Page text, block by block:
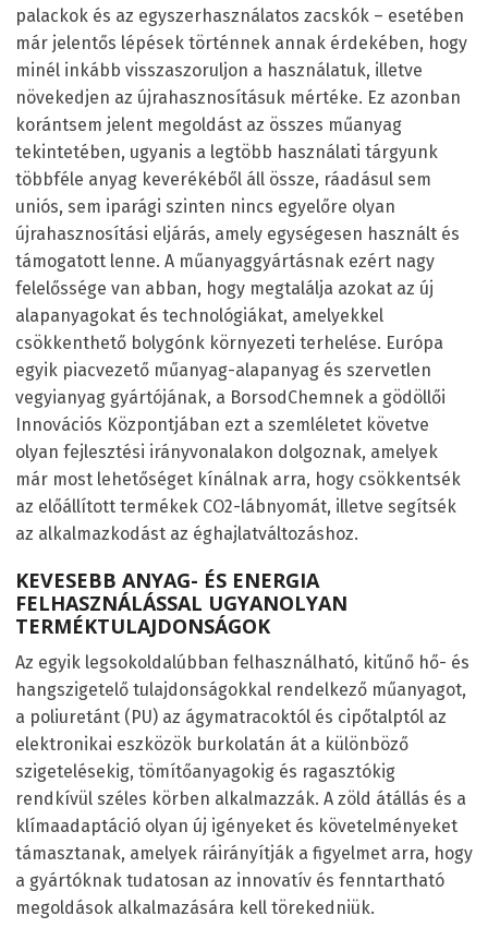
palackok és az egyszerhasználatos zacskók – esetében
már jelentős lépések történnek annak érdekében, hogy
minél inkább visszaszoruljon a használatuk, illetve
növekedjen az újrahasznosításuk mértéke. Ez azonban
korántsem jelent megoldást az összes műanyag
tekintetében, ugyanis a legtöbb használati tárgyunk
többféle anyag keverékéből áll össze, ráadásul sem
uniós, sem iparági szinten nincs egyelőre olyan
újrahasznosítási eljárás, amely egységesen használt és
támogatott lenne. A műanyaggyártásnak ezért nagy
felelőssége van abban, hogy megtalálja azokat az új
alapanyagokat és technológiákat, amelyekkel
csökkenthető bolygónk környezeti terhelése. Európa
egyik piacvezető műanyag-alapanyag és szervetlen
vegyianyag gyártójának, a BorsodChemnek a gödöllői
Innovációs Központjában ezt a szemléletet követve
olyan fejlesztési irányvonalakon dolgoznak, amelyek
már most lehetőséget kínálnak arra, hogy csökkentsék
az előállított termékek CO2-lábnyomát, illetve segítsék
az alkalmazkodást az éghajlatváltozáshoz.
KEVESEBB ANYAG- ÉS ENERGIA
FELHASZNÁLÁSSAL UGYANOLYAN
TERMÉKTULAJDONSÁGOK
Az egyik legsokoldalúbban felhasználható, kitűnő hő- és
hangszigetelő tulajdonságokkal rendelkező műanyagot,
a poliuretánt (PU) az ágymatracoktól és cipőtalptól az
elektronikai eszközök burkolatán át a különböző
szigetelésekig, tömítőanyagokig és ragasztókig
rendkívül széles körben alkalmazzák. A zöld átállás és a
klímaadaptáció olyan új igényeket és követelményeket
támasztanak, amelyek ráirányítják a figyelmet arra, hogy
a gyártóknak tudatosan az innovatív és fenntartható
megoldások alkalmazására kell törekedniük.